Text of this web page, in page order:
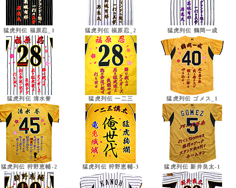
猛虎列伝 福原忍_1 猛虎列伝 福原忍_2 猛虎列伝 鶴岡一成
猛虎列伝 清水誉 猛虎列伝 一二三 猛虎列伝 ゴメス_1
猛虎列伝 狩野恵輔-2 猛虎列伝 狩野恵輔-3 猛虎列伝 新井良太-1